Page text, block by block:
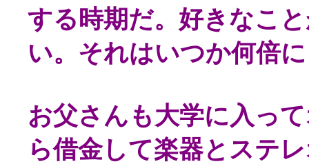
する時期だ。好きなこ
い。それはいつか何倍
お父さんも大学に入っ
ら借金して楽器とステ